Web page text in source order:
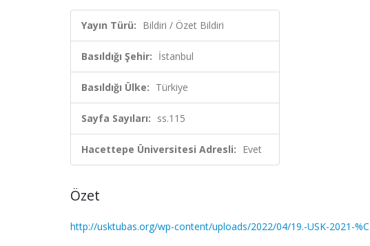
Yayın Türü: Bildiri / Özet Bildiri
Basıldığı Şehir: İstanbul
Basıldığı Ülke: Türkiye
Sayfa Sayıları: ss.115
Hacettepe Üniversitesi Adresli: Evet
Özet
http://usktubas.org/wp-content/uploads/2022/04/19.-USK-2021-